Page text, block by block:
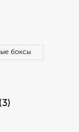
боксы